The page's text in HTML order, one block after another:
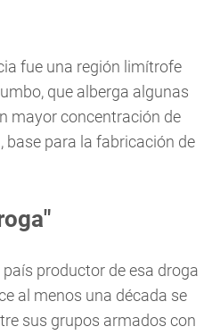
fue una región limítrofe
que alberga algunas
mayor concentración de
base para la fabricación de
"
productor de esa droga
al menos una década se
sus grupos armados con